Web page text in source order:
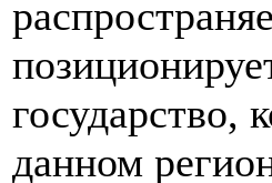
государство,
данном